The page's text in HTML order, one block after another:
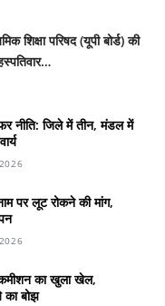
शिक्षा परिषद (यूपी बोर्ड) की
नीति: जिले में तीन, मंडल में
पर लूट रोकने की मांग,
का खुला खेल,
का बोझ